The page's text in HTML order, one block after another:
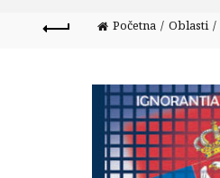
Početna Oblasti